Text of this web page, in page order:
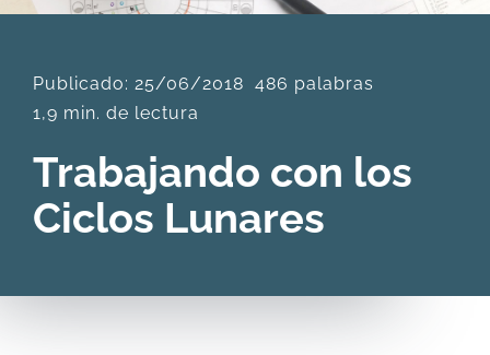
PRODUCTOS
ARTÍCULOS
ACERCA
CONTACTO
Carrito
Publicado: 25/06/2018 486 palabras
1,9 min. de lectura
Trabajando con los
Ciclos Lunares